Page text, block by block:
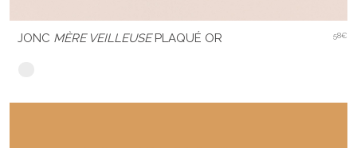
JONC MÈRE VEILLEUSEPLAQUÉ OR 58€